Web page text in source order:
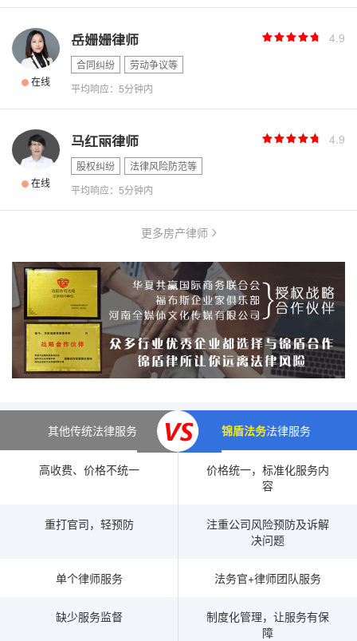
在线
4.9
岳姗姗律师
合同纠纷
劳动争议等
平均响应：5分钟内
在线
4.9
马红丽律师
股权纠纷
法律风险防范等
平均响应：5分钟内
更多房产律师
其他传统法律服务 锦盾法务法律服务
高收费、价格不统一
价格统一，标准化服务内
容
重打官司，轻预防
注重公司风险预防及诉解
决问题
单个律师服务 法务官+律师团队服务
缺少服务监督
制度化管理，让服务有保
障